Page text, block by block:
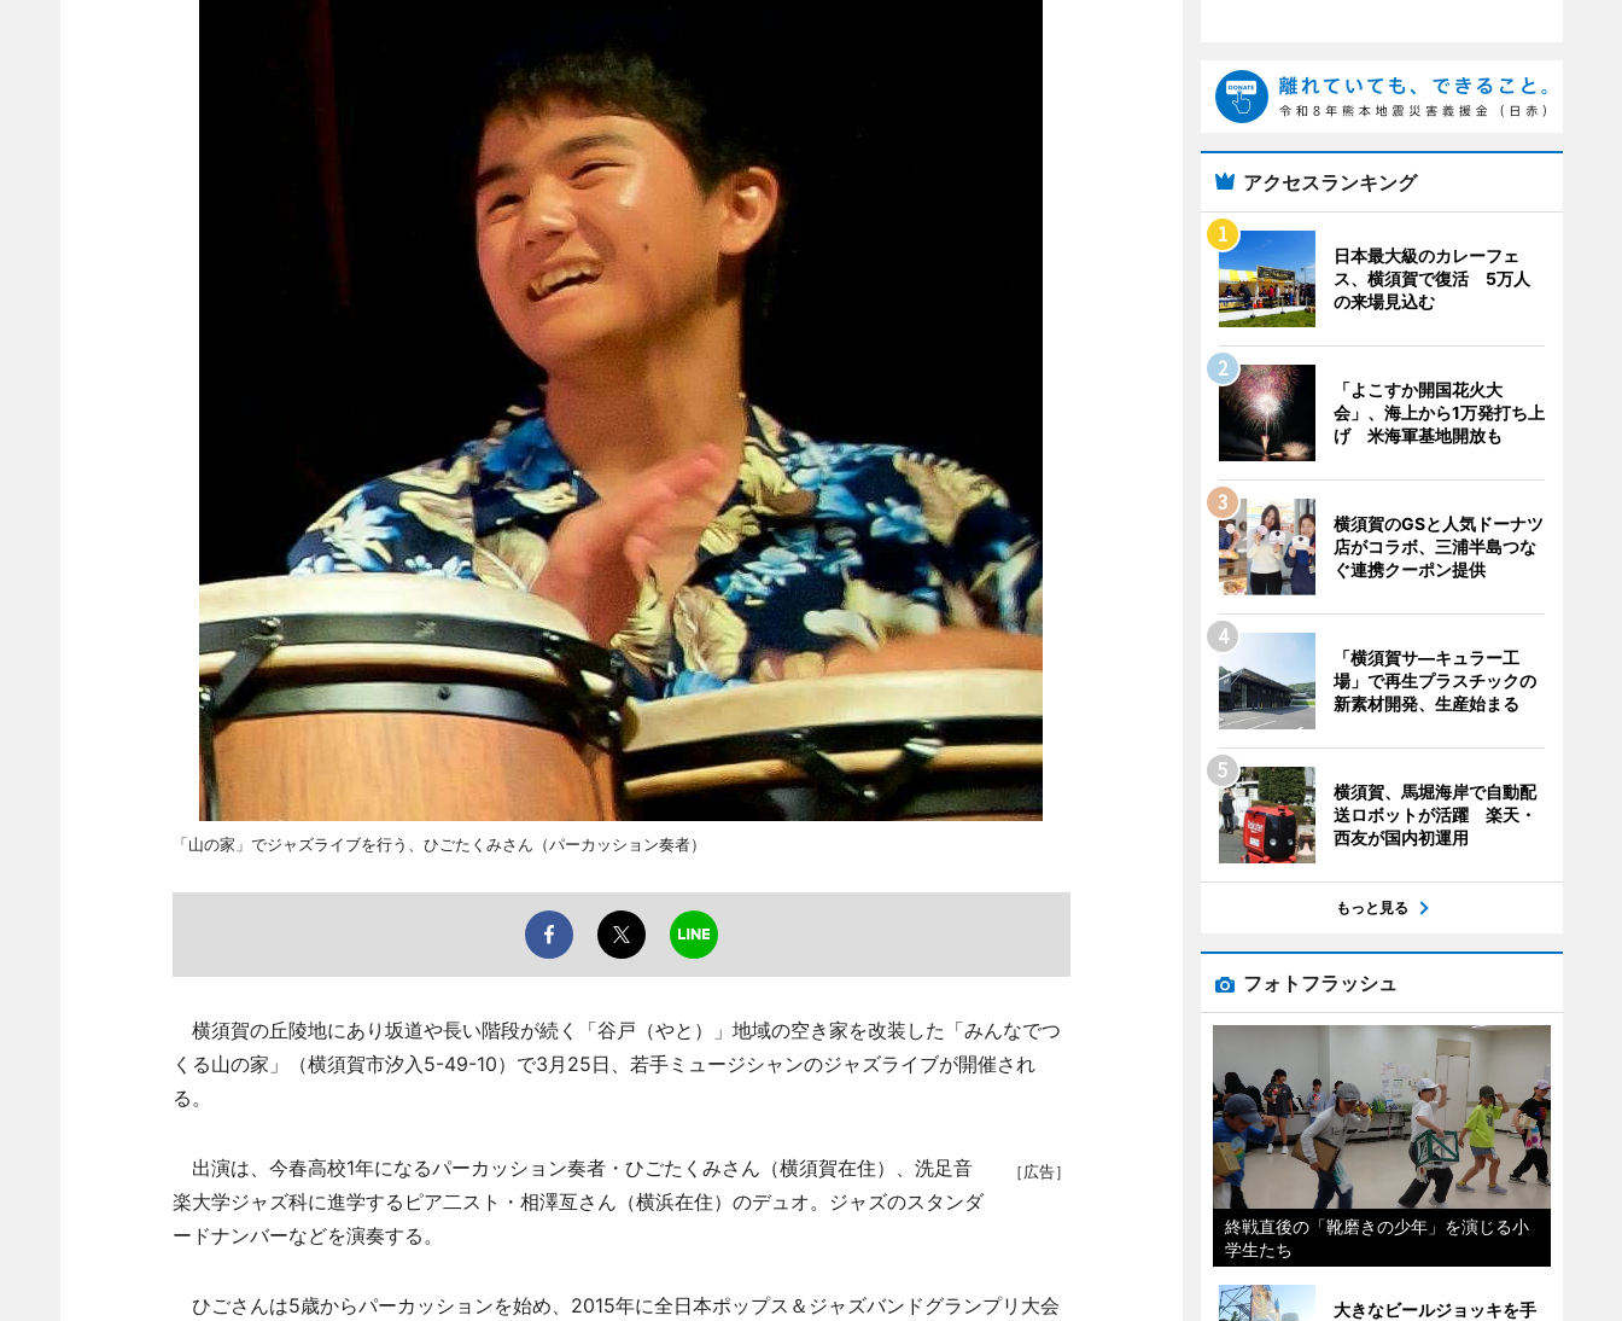
「山の家」でジャズライブを行う、ひごたくみさん（パーカッション奏者）
横須賀の丘陵地にあり坂道や長い階段が続く「谷戸（やと）」地域の空き家を改装した「みんなでつ
くる山の家」（横須賀市汐入5-49-10）で3月25日、若手ミュージシャンのジャズライブが開催され
る。
［広告］
出演は、今春高校1年になるパーカッション奏者・ひごたくみさん（横須賀在住）、洗足音
楽大学ジャズ科に進学するピア二スト・相澤亙さん（横浜在住）のデュオ。ジャズのスタンダ
ードナンバーなどを演奏する。
ひごさんは5歳からパーカッションを始め、2015年に全日本ポップス＆ジャズバンドグランプリ大会
アクセスランキング
日本最大級のカレーフェ
ス、横須賀で復活 5万人
の来場見込む
「よこすか開国花火大
会」、海上から1万発打ち上
げ 米海軍基地開放も
横須賀のGSと人気ドーナツ
店がコラボ、三浦半島つな
ぐ連携クーポン提供
「横須賀サ―キュラー工
場」で再生プラスチックの
新素材開発、生産始まる
横須賀、馬堀海岸で自動配
送ロボットが活躍 楽天・
西友が国内初運用
もっと見る
フォトフラッシュ
終戦直後の「靴磨きの少年」を演じる小
学生たち
大きなビールジョッキを手